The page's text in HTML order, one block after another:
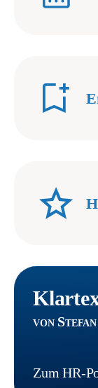
von
Zum HR-